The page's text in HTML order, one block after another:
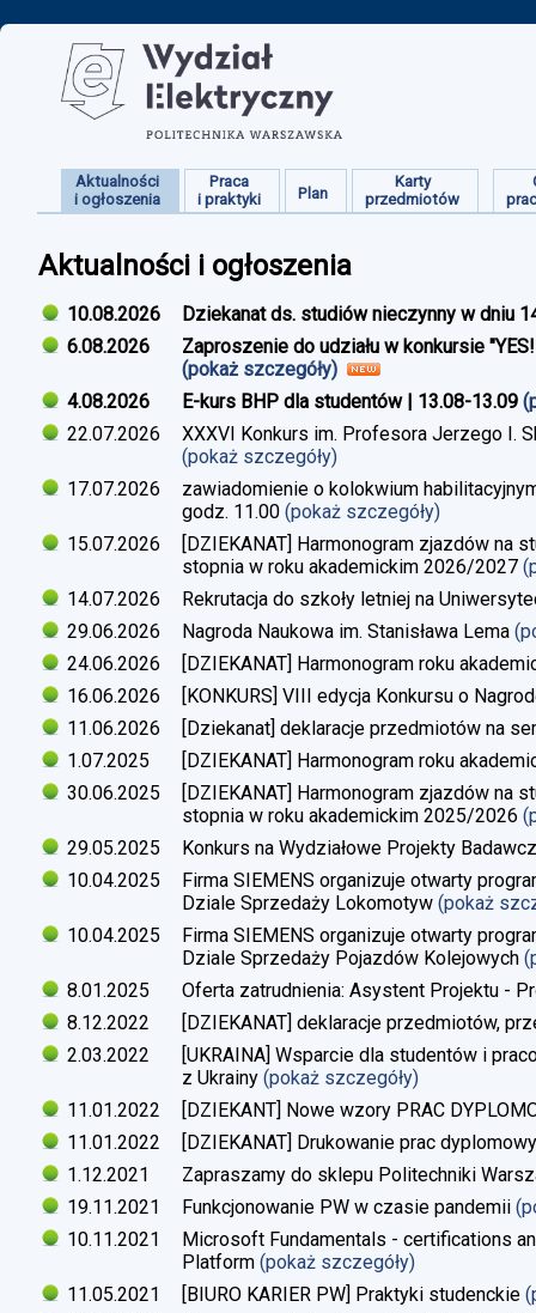
Aktualności
i ogłoszenia
Praca
i praktyki
Plan
Karty
przedmiotów
Aktualności i ogłoszenia
10.08.2026
Dziekanat ds. studiów nieczynny w dniu
6.08.2026
Zaproszenie do udziału w konkursie
(pokaż szczegóły)
4.08.2026
E-kurs BHP dla studentów | 13.08-13.09
22.07.2026
XXXVI Konkurs im. Profesora Jerzego I.
(pokaż szczegóły)
17.07.2026
zawiadomienie o kolokwium
godz. 11.00 (pokaż szczegóły)
15.07.2026
[DZIEKANAT] Harmonogram zjazdów na
stopnia w roku akademickim 2026/2027
14.07.2026
Rekrutacja do szkoły letniej na
29.06.2026
Nagroda Naukowa im. Stanisława Lema
24.06.2026
[DZIEKANAT] Harmonogram roku
16.06.2026
[KONKURS] VIII edycja Konkursu o
11.06.2026
[Dziekanat] deklaracje przedmiotów na
1.07.2025
[DZIEKANAT] Harmonogram roku
30.06.2025
[DZIEKANAT] Harmonogram zjazdów na
stopnia w roku akademickim 2025/2026
29.05.2025
Konkurs na Wydziałowe Projekty
10.04.2025
Firma SIEMENS organizuje otwarty
Dziale Sprzedaży Lokomotyw (pokaż
10.04.2025
Firma SIEMENS organizuje otwarty
Dziale Sprzedaży Pojazdów Kolejowych
8.01.2025
Oferta zatrudnienia: Asystent Projektu -
8.12.2022
[DZIEKANAT] deklaracje przedmiotów,
2.03.2022
[UKRAINA] Wsparcie dla studentów i
z Ukrainy (pokaż szczegóły)
11.01.2022
[DZIEKANT] Nowe wzory PRAC
11.01.2022
[DZIEKANAT] Drukowanie prac
1.12.2021
Zapraszamy do sklepu Politechniki
19.11.2021
Funkcjonowanie PW w czasie pandemii
10.11.2021
Microsoft Fundamentals - certifications
Platform (pokaż szczegóły)
11.05.2021
[BIURO KARIER PW] Praktyki studenckie